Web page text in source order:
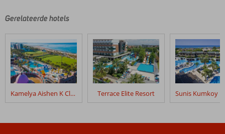
door
geschreven
na
hun
verblijf
Sultan
Gerelateerde hotels
Kamelya Aishen K Club Terrace Elite Resort